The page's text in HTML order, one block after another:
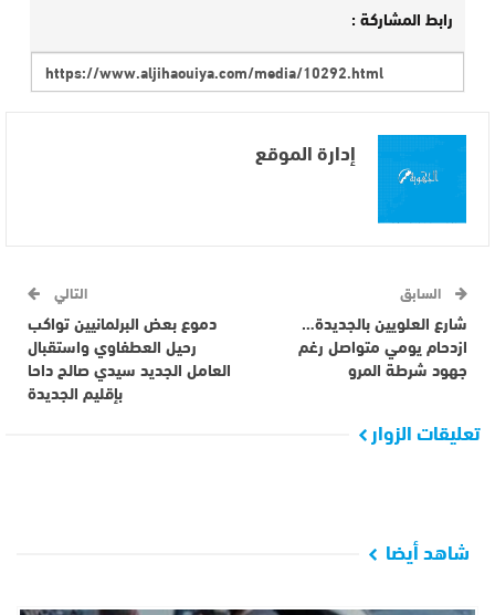
رابط المشاركة :
إدارة الموقع
السابق
شارع العلويين بالجديدة…
ازدحام يومي متواصل رغم
جهود شرطة المرو
التالي
دموع بعض البرلمانيين تواكب
رحيل العطفاوي واستقبال
العامل الجديد سيدي صالح داحا
بإقليم الجديدة
تعليقات الزوار
شاهد أيضا